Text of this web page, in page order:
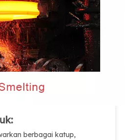
berbagai katup,